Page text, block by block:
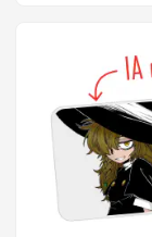
Language
descargado e
catálogo de
DeepSeek R1,
Llama. ...